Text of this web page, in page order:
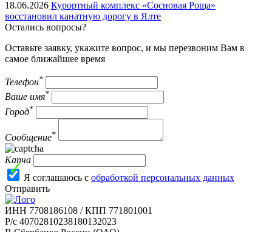
18.06.2026 Курортный комплекс «Сосновая Роща»
восстановил канатную дорогу в Ялте
Остались вопросы?
Оставьте заявку, укажите вопрос, и мы перезвоним Вам в
самое ближайшее время
Телефон*
Ваше имя*
Город*
Сообщение*
Капча
Я соглашаюсь с обработкой персональных данных
Отправить
ИНН 7708186108 / КПП 771801001
Р/с 40702810238180132023